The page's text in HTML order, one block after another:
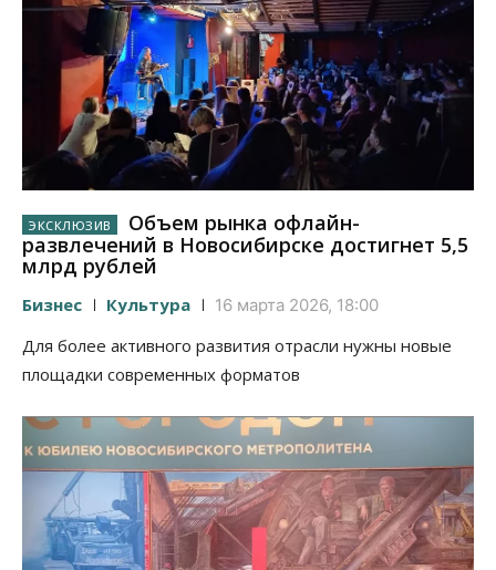
Объем рынка офлайн-
развлечений в Новосибирске достигнет 5,5
млрд рублей
Бизнес Культура 16 марта 2026, 18:00
Для более активного развития отрасли нужны новые
площадки современных форматов